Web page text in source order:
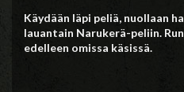
Käydään läpi peliä, nuollaan
lauantain Narukerä-peliin.
edelleen omissa käsissä.